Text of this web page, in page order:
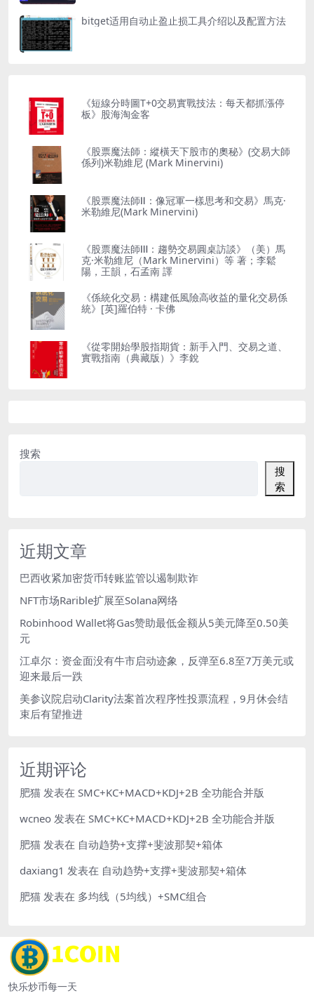
bitget适用自动止盈止损工具介绍以及配置方法
《短線分時圖T+0交易實戰技法：每天都抓漲停
板》股海淘金客
《股票魔法師：縱橫天下股市的奧秘》(交易大師
係列)米勒維尼 (Mark Minervini)
《股票魔法師Ⅱ：像冠軍一樣思考和交易》馬克·
米勒維尼(Mark Minervini)
《股票魔法師Ⅲ：趨勢交易圓桌訪談》（美）馬
克·米勒維尼（Mark Minervini）等 著；李鬆
陽，王韻，石孟南 譯
《係統化交易：構建低風險高收益的量化交易係
統》[英]羅伯特 · 卡佛
《從零開始學股指期貨：新手入門、交易之道、
實戰指南（典藏版）》李銳
搜索
搜
索
近期文章
巴西收紧加密货币转账监管以遏制欺诈
NFT市场Rarible扩展至Solana网络
Robinhood Wallet将Gas赞助最低金额从5美元降至0.50美
元
江卓尔：资金面没有牛市启动迹象，反弹至6.8至7万美元或
迎来最后一跌
美参议院启动Clarity法案首次程序性投票流程，9月休会结
束后有望推进
近期评论
肥猫 发表在 SMC+KC+MACD+KDJ+2B 全功能合并版
wcneo 发表在 SMC+KC+MACD+KDJ+2B 全功能合并版
肥猫 发表在 自动趋势+支撑+斐波那契+箱体
daxiang1 发表在 自动趋势+支撑+斐波那契+箱体
肥猫 发表在 多均线（5均线）+SMC组合
快乐炒币每一天